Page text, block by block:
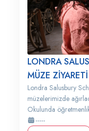
LONDRA
MÜZE ZİYARETİ
Londra Salusbury
müzelerimizde
Okulunda
-----